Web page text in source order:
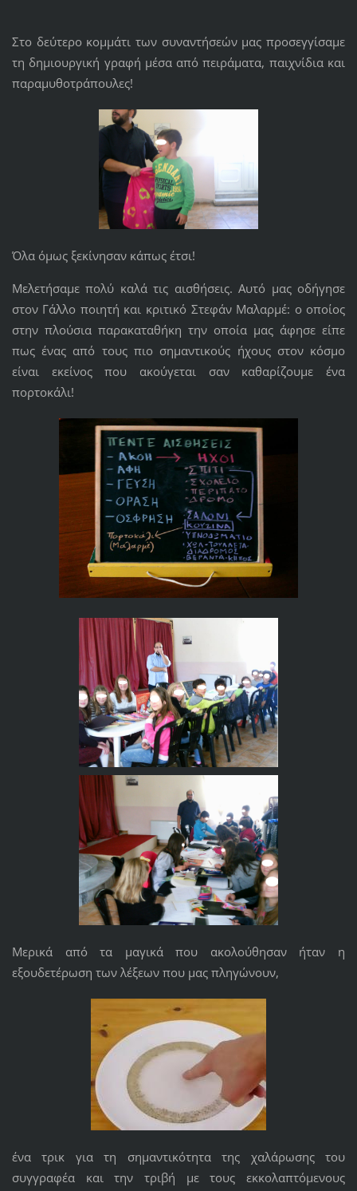
Στο δεύτερο κομμάτι των συναντήσεών μας προσεγγίσαμε
τη δημιουργική γραφή μέσα από πειράματα, παιχνίδια και
παραμυθοτράπουλες!
Όλα όμως ξεκίνησαν κάπως έτσι!
Μελετήσαμε πολύ καλά τις αισθήσεις. Αυτό μας οδήγησε
στον Γάλλο ποιητή και κριτικό Στεφάν Μαλαρμέ: ο οποίος
στην πλούσια παρακαταθήκη την οποία μας άφησε είπε
πως ένας από τους πιο σημαντικούς ήχους στον κόσμο
είναι εκείνος που ακούγεται σαν καθαρίζουμε ένα
πορτοκάλι!
Μερικά από τα μαγικά που ακολούθησαν ήταν η
εξουδετέρωση των λέξεων που μας πληγώνουν,
ένα τρικ για τη σημαντικότητα της χαλάρωσης του
συγγραφέα και την τριβή με τους εκκολαπτόμενους